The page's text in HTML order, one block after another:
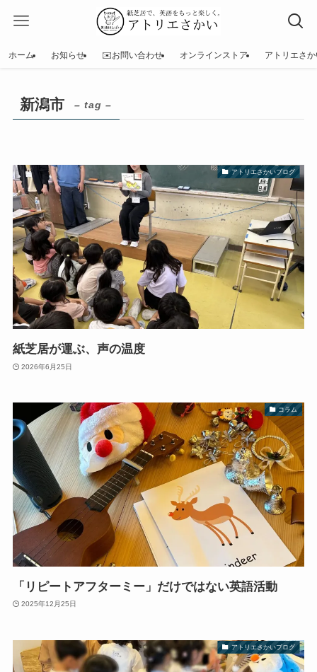
ホーム お知らせ ✉️お問い合わせ オンラインストア アトリエさ
新潟市 – tag –
アトリエさかいブログ
紙芝居が運ぶ、声の温度
2026年6月25日
コラム
「リピートアフターミー」だけではない英語活動
2025年12月25日
アトリエさかいブログ